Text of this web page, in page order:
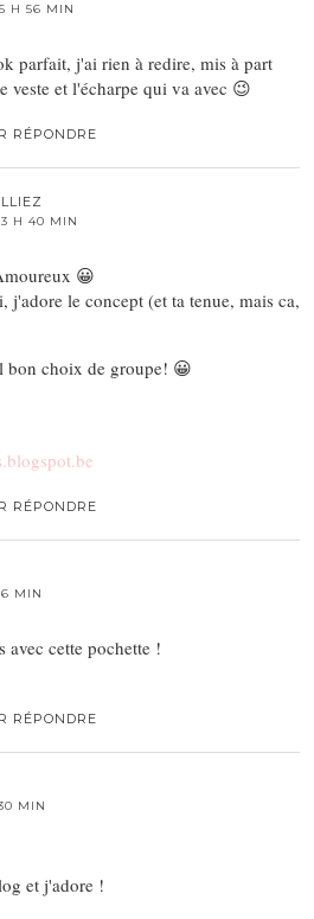
H 56 MIN
parfait, j'ai rien à redire, mis à part
veste et l'écharpe qui va avec 😉
RÉPONDRE
H 40 MIN
😀
j'adore le concept (et ta tenue, mais ca,
bon choix de groupe! 😀
RÉPONDRE
MIN
avec cette pochette !
RÉPONDRE
MIN
et j'adore !